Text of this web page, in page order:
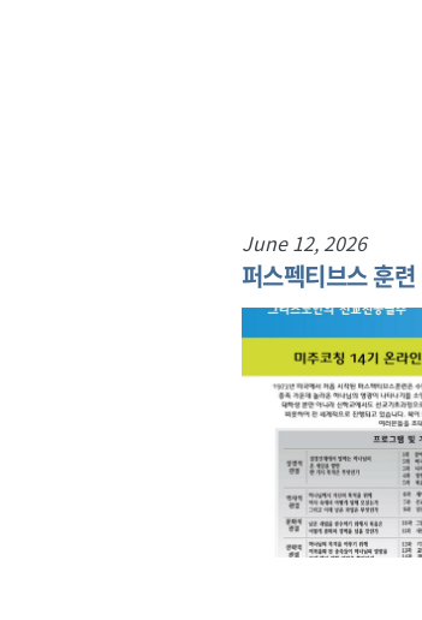
June 12, 2026
퍼스펙티브스 훈련